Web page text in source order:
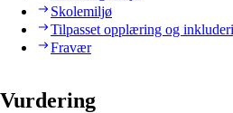
Skolemiljø
Tilpasset opplæring og
Fravær
Vurdering